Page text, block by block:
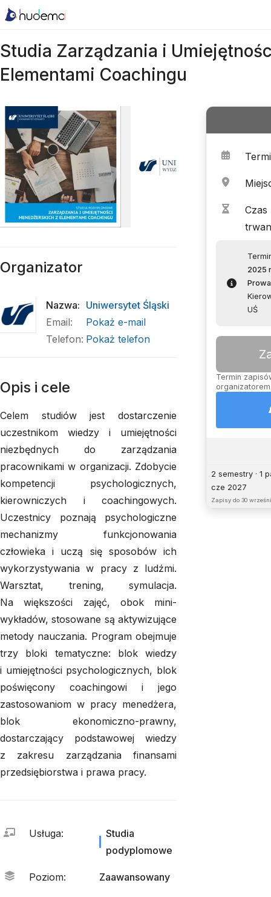
Studia Zarządzania i
Elementami Coachingu
Czas
2025
UŚ
Termin
2 semestry · 1
cze 2027
Zapisy do 30
Organizator
Nazwa: Uniwersytet Śląski
Email:
Pokaż e-mail
Telefon: Pokaż telefon
Opis i cele
Celem studiów jest dostarczenie
uczestnikom wiedzy i umiejętności
niezbędnych do zarządzania
pracownikami w organizacji. Zdobycie
kompetencji psychologicznych,
kierowniczych i coachingowych.
Uczestnicy poznają psychologiczne
mechanizmy funkcjonowania
człowieka i uczą się sposobów ich
wykorzystywania w pracy z ludźmi.
Warsztat, trening, symulacja.
Na większości zajęć, obok mini-
wykładów, stosowane są aktywizujące
metody nauczania. Program obejmuje
trzy bloki tematyczne: blok wiedzy
i umiejętności psychologicznych, blok
poświęcony coachingowi i jego
zastosowaniom w pracy menedżera,
blok ekonomiczno-prawny,
dostarczający podstawowej wiedzy
z zakresu zarządzania finansami
przedsiębiorstwa i prawa pracy.
Usługa:
Studia
podyplomowe
Poziom: Zaawansowany